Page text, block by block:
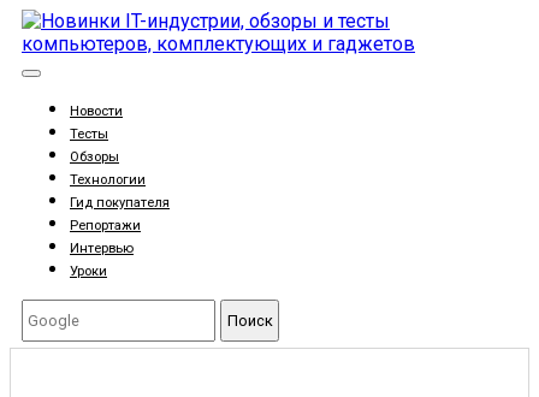
Новости
Тесты
Обзоры
Технологии
Гид покупателя
Репортажи
Интервью
Уроки
Поиск